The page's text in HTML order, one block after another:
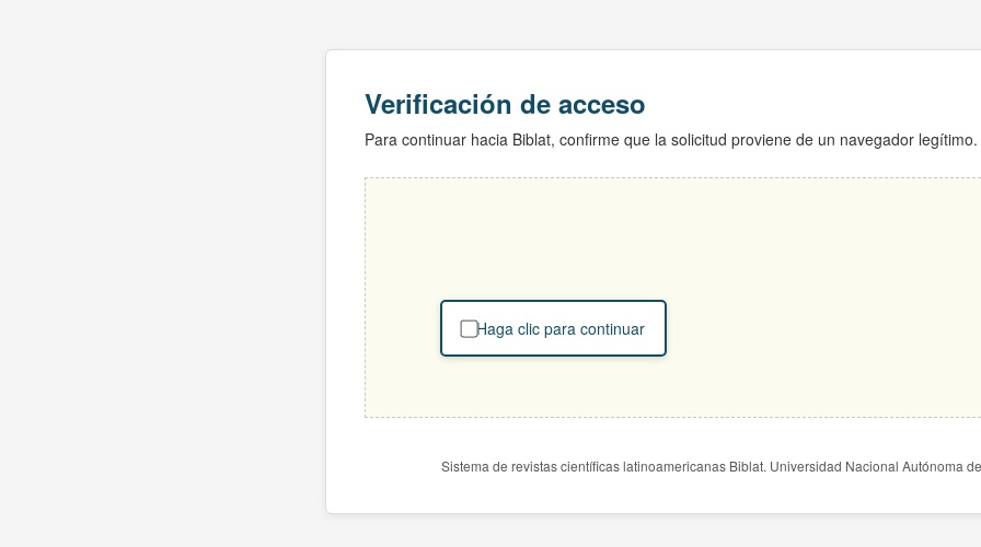
Verificación de acceso
Para continuar hacia Biblat, confirme que la solicitud proviene de un navegador legítimo.
Haga clic para continuar
Sistema de revistas científicas latinoamericanas Biblat. Universidad Nacional Autónoma